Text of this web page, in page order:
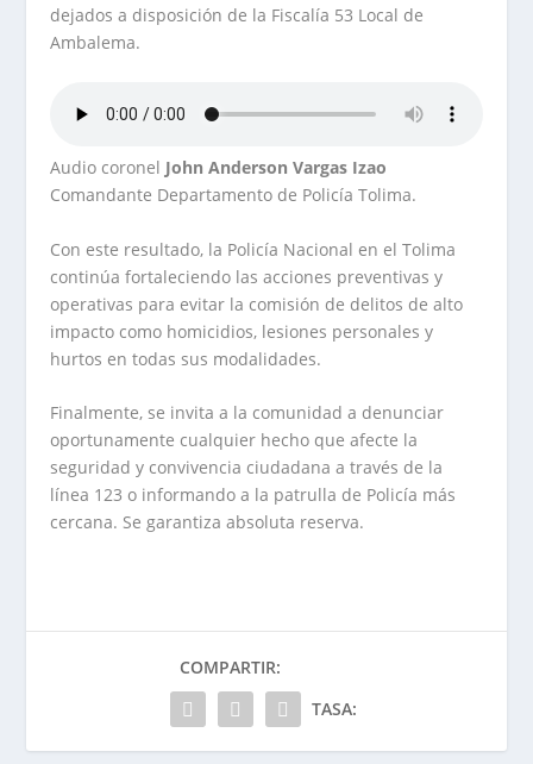
dejados a disposición de la Fiscalía 53 Local de
Ambalema.
Audio coronel John Anderson Vargas Izao
Comandante Departamento de Policía Tolima.
Con este resultado, la Policía Nacional en el Tolima
continúa fortaleciendo las acciones preventivas y
operativas para evitar la comisión de delitos de alto
impacto como homicidios, lesiones personales y
hurtos en todas sus modalidades.
Finalmente, se invita a la comunidad a denunciar
oportunamente cualquier hecho que afecte la
seguridad y convivencia ciudadana a través de la
línea 123 o informando a la patrulla de Policía más
cercana. Se garantiza absoluta reserva.
COMPARTIR:
TASA: